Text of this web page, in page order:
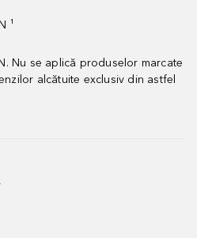
¹
Nu se aplică produselor marcate
alcătuite exclusiv din astfel